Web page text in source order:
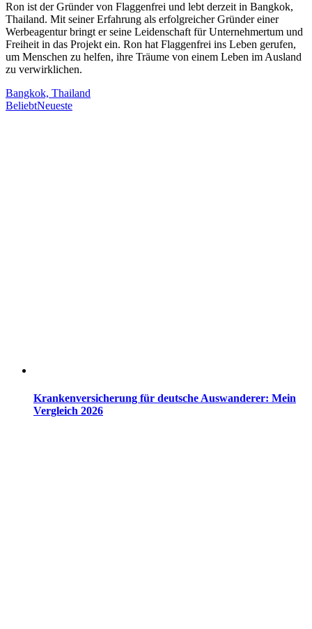
Ron ist der Gründer von Flaggenfrei und lebt derzeit in Bangkok,
Thailand. Mit seiner Erfahrung als erfolgreicher Gründer einer
Werbeagentur bringt er seine Leidenschaft für Unternehmertum und
Freiheit in das Projekt ein. Ron hat Flaggenfrei ins Leben gerufen,
um Menschen zu helfen, ihre Träume von einem Leben im Ausland
zu verwirklichen.
Bangkok, Thailand
BeliebtNeueste
Krankenversicherung für deutsche Auswanderer: Mein
Vergleich 2026